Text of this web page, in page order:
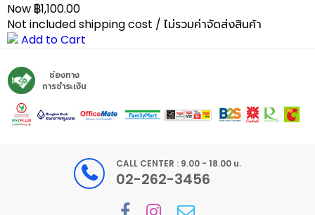
Now ฿1,100.00
Not included shipping cost / ไม่รวมค่าจัดส่งสินค้า
Add to Cart
ช่องทาง
การชำระเงิน
CALL CENTER : 9.00 - 18.00 น.
02-262-3456